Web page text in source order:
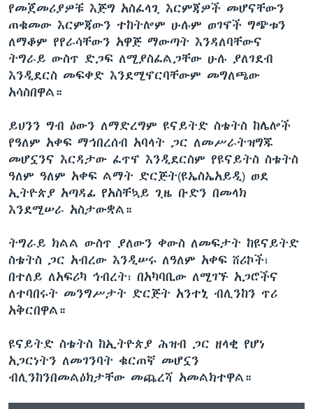
የመጀመሪያዎቹ እጅግ አስፈላጊ እርምጃዎች መሆናቸውን
ጠቁመው እርምጃውን ተከትሎም ሁሉም ወገኖች ግጭቱን
ለማቆም የየራሳቸውን አዋጅ ማውጣት እንዳለባቸውና
ትግራይ ውስጥ ድጋፍ ለሚያስፈልጋቸው ሁሉ ያለገደብ
እንዲደርስ መፍቀድ እንደሚኖርባቸውም መግለጫው
አሳስበዋል።
ይህንን ግብ ዕውን ለማድረግም ዩናይትድ ስቴትስ ከሌሎች
የዓለም አቀፍ ማኅበረሰብ አባላት ጋር ለመሥራትዝግጁ
መሆኗንና እርዳታው ፈጥኖ እንዲደርስም የዩናይትስ ስቴትስ
ዓለም ዓለም አቀፍ ልማት ድርጅት(ዩኤስኤአይዲ) ወደ
ኢትዮጵያ አጣዳፊ የአስቸኳይ ጊዜ ቡድን በመላክ
እንደሚሠራ አስታውቋል።
ትግራይ ክልል ውስጥ ያለውን ቀውስ ለመፍታት ከዩናይትድ
ስቴትስ ጋር አብረው እንዲሠሩ ለዓለም አቀፍ ሸሪኮች፣
በተለይ ለአፍሪካ ኅብረት፣ በአካባቢው ለሚገኙ አጋሮችና
ለተባበሩት መንግሥታት ድርጅት አንተኒ ብሊንከን ጥሪ
አቅርበዋል።
ዩናይትድ ስቴትስ ከኢትዮጵያ ሕዝብ ጋር ዘላቂ የሆነ
አጋርነትን ለመገንባት ቁርጠኛ መሆኗን
ብሊንከንበመልዕክታቸው መጨረሻ አመልክተዋል።